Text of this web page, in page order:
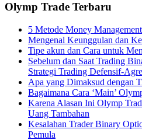
Olymp Trade Terbaru
5 Metode Money
Mengenal Keunggulan dan
Tipe akun dan Cara untuk
Sebelum dan Saat Trading
Strategi Trading Defensif-
Apa yang Dimaksud dengan
Bagaimana Cara ‘Main’
Karena Alasan Ini Olymp
Uang Tambahan
Kesalahan Trader Binary
Pemula